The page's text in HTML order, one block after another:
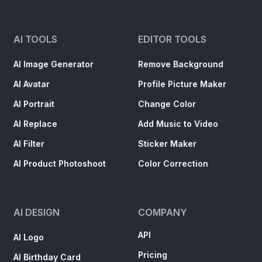
AI TOOLS
AI Image Generator
AI Avatar
AI Portrait
AI Replace
AI Filter
AI Product Photoshoot
EDITOR TOOLS
Remove Background
Profile Picture Maker
Change Color
Add Music to Video
Sticker Maker
Color Correction
AI DESIGN
AI Logo
AI Birthday Card
COMPANY
API
Pricing